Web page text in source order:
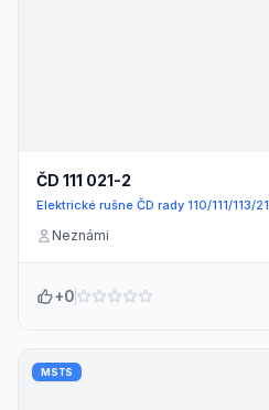
ČD 111 021-2
Elektrické rušne ČD rady 110/111/113/
Neznámi
+0
MSTS